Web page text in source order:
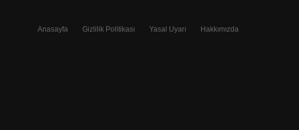
Anasayfa Gizlilik Politikası Yasal Uyarı Hakkımızda